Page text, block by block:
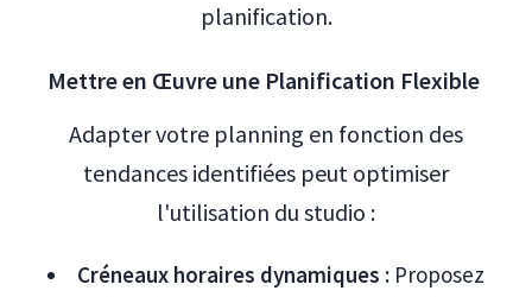
planification.
Mettre en Œuvre une Planification Flexible
Adapter votre planning en fonction des
tendances identifiées peut optimiser
l'utilisation du studio :
Créneaux horaires dynamiques :Proposez